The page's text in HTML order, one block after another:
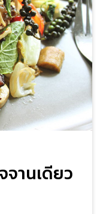
จานเดียว